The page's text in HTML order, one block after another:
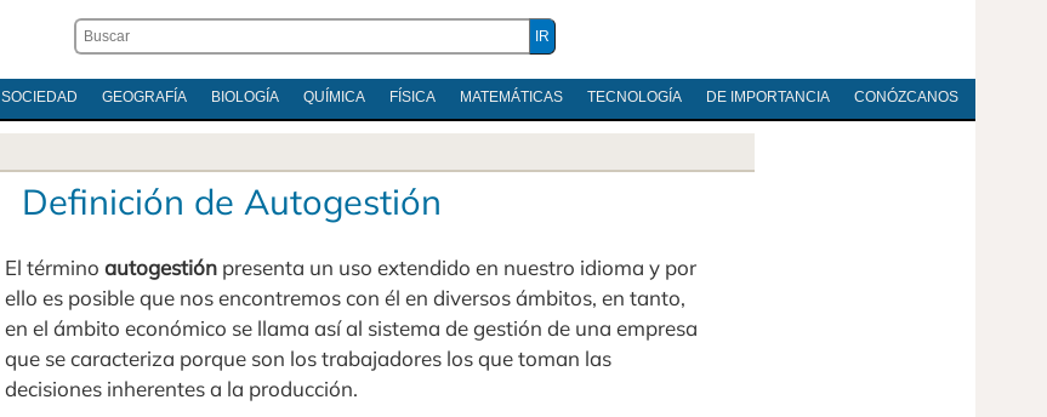
SOCIEDAD GEOGRAFÍA BIOLOGÍA QUÍMICA FÍSICA MATEMÁTICAS TECNOLOGÍA DE IMPORTANCIA CONÓZCANOS
Definición de Autogestión
El término autogestión presenta un uso extendido en nuestro idioma y por
ello es posible que nos encontremos con él en diversos ámbitos, en tanto,
en el ámbito económico se llama así al sistema de gestión de una empresa
que se caracteriza porque son los trabajadores los que toman las
decisiones inherentes a la producción.